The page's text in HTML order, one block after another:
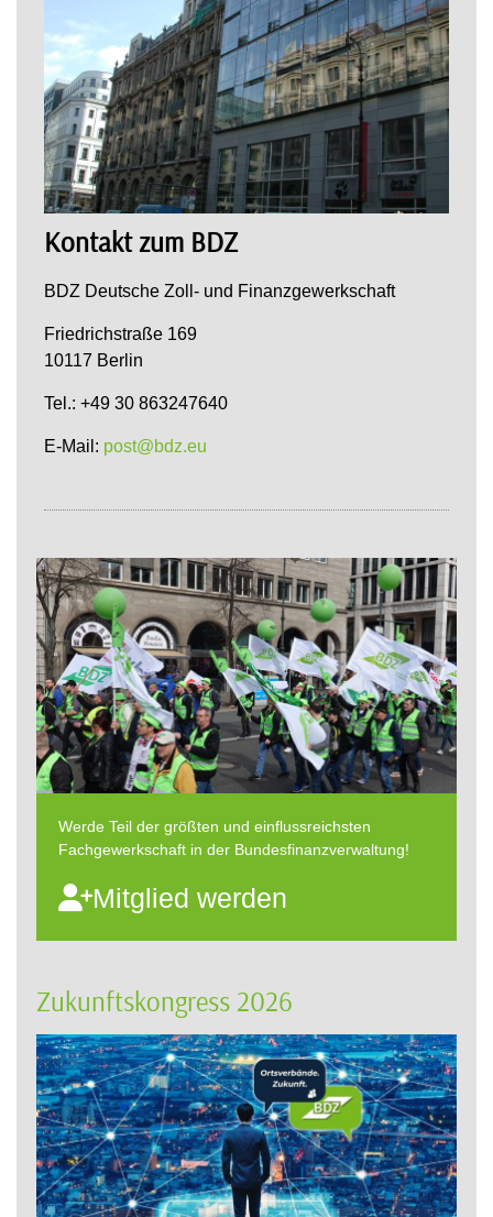
Kontakt zum BDZ
BDZ Deutsche Zoll- und Finanzgewerkschaft
Friedrichstraße 169
10117 Berlin
Tel.: +49 30 863247640
E-Mail: post@bdz.eu
Werde Teil der größten und einflussreichsten
Fachgewerkschaft in der Bundesfinanzverwaltung!
Mitglied werden
Zukunftskongress 2026